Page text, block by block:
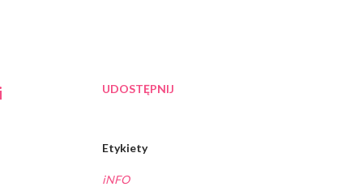
UDOSTĘPNIJ
Etykiety
iNFO